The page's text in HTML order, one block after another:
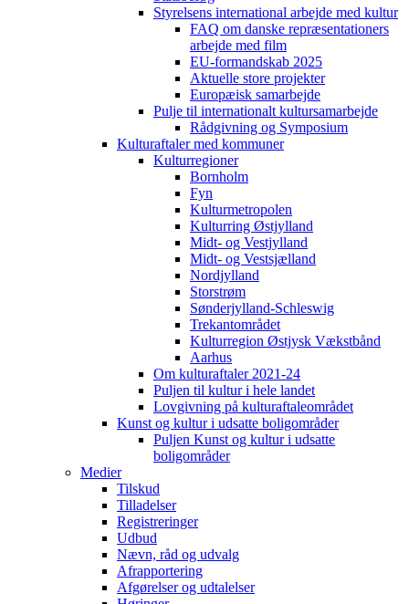
Styrelsens international arbejde med kultur
FAQ om danske repræsentationers
arbejde med film
EU-formandskab 2025
Aktuelle store projekter
Europæisk samarbejde
Pulje til internationalt kultursamarbejde
Rådgivning og Symposium
Kulturaftaler med kommuner
Kulturregioner
Bornholm
Fyn
Kulturmetropolen
Kulturring Østjylland
Midt- og Vestjylland
Midt- og Vestsjælland
Nordjylland
Storstrøm
Sønderjylland-Schleswig
Trekantområdet
Kulturregion Østjysk Vækstbånd
Aarhus
Om kulturaftaler 2021-24
Puljen til kultur i hele landet
Lovgivning på kulturaftaleområdet
Kunst og kultur i udsatte boligområder
Puljen Kunst og kultur i udsatte
boligområder
Medier
Tilskud
Tilladelser
Registreringer
Udbud
Nævn, råd og udvalg
Afrapportering
Afgørelser og udtalelser